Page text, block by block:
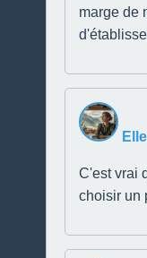
marge de
C'est vrai
choisir un